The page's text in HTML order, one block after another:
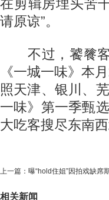
在剪辑房埋头苦
请原谅”。
不过，饕餮客
《一城一味》本
照天津、银川、
一味》第一季甄
大吃客搜尽东南
上一篇： 曝“hold住姐”因拍戏缺席
相关新闻